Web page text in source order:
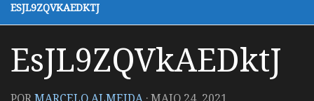
ESJL9ZQVKAEDKTJ
EsJL9ZQVkAEDktJ